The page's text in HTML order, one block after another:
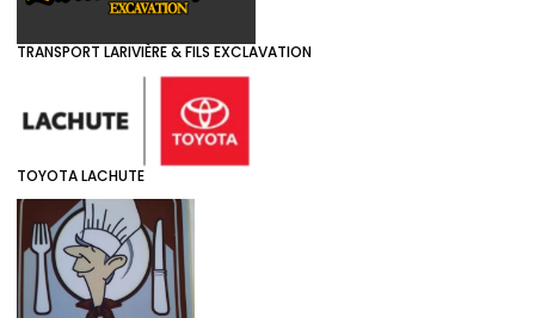
TRANSPORT LARIVIÈRE & FILS EXCLAVATION
TOYOTA LACHUTE